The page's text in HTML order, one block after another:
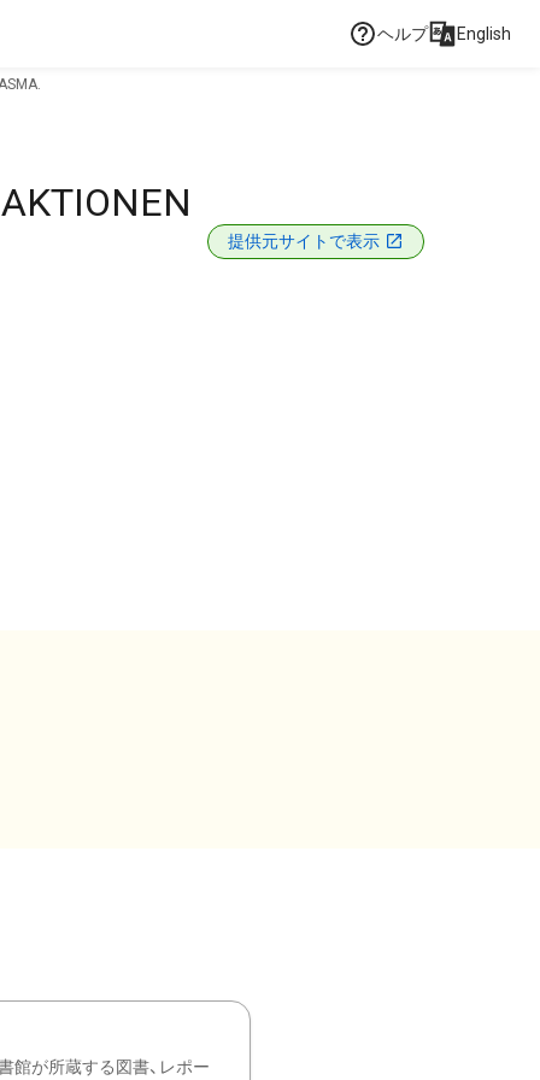
ヘルプ English
提供元サイトで表示
館が所蔵する図書、レポー